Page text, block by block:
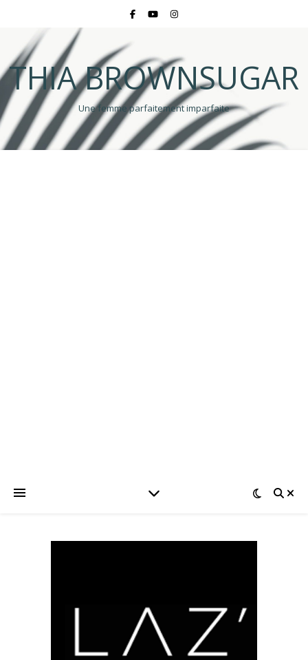
THIA BROWNSUGAR
Une femme parfaitement imparfaite